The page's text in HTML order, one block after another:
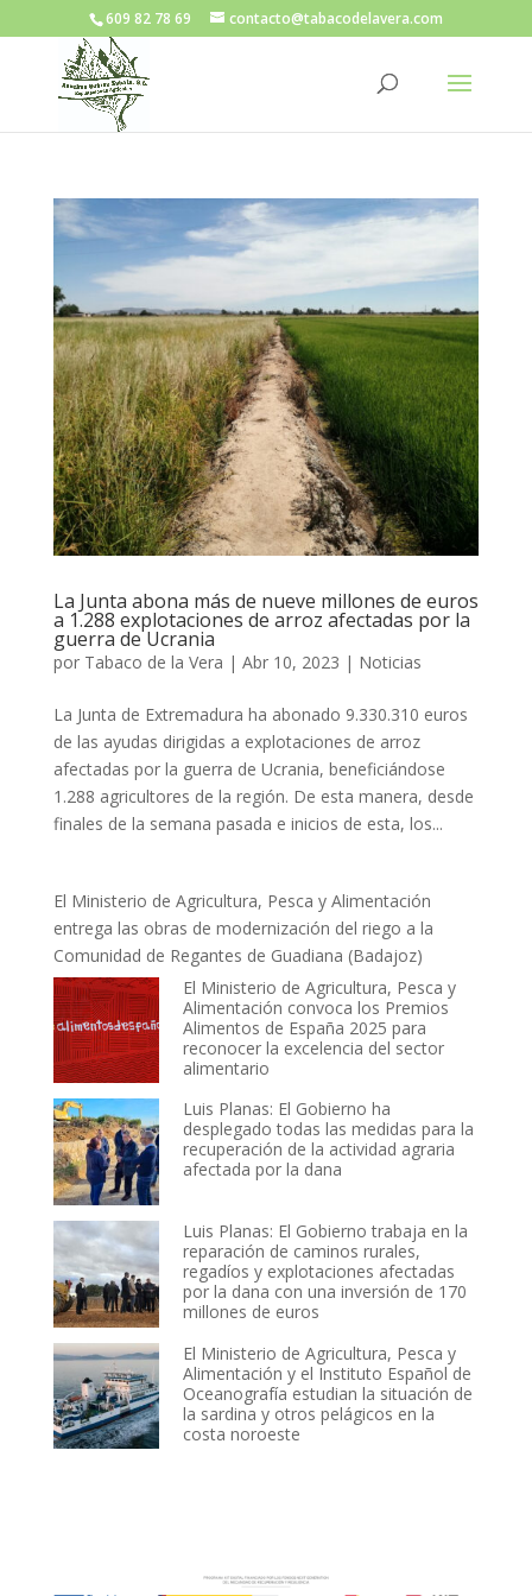
Abrir barra de herramientas
609 82 78 69 contacto@tabacodelavera.com
La Junta abona más de nueve millones de euros
a 1.288 explotaciones de arroz afectadas por la
guerra de Ucrania
por Tabaco de la Vera | Abr 10, 2023 | Noticias
La Junta de Extremadura ha abonado 9.330.310 euros
de las ayudas dirigidas a explotaciones de arroz
afectadas por la guerra de Ucrania, beneficiándose
1.288 agricultores de la región. De esta manera, desde
finales de la semana pasada e inicios de esta, los...
El Ministerio de Agricultura, Pesca y Alimentación
entrega las obras de modernización del riego a la
Comunidad de Regantes de Guadiana (Badajoz)
El Ministerio de Agricultura, Pesca y
Alimentación convoca los Premios
Alimentos de España 2025 para
reconocer la excelencia del sector
alimentario
Luis Planas: El Gobierno ha
desplegado todas las medidas para la
recuperación de la actividad agraria
afectada por la dana
Luis Planas: El Gobierno trabaja en la
reparación de caminos rurales,
regadíos y explotaciones afectadas
por la dana con una inversión de 170
millones de euros
El Ministerio de Agricultura, Pesca y
Alimentación y el Instituto Español de
Oceanografía estudian la situación de
la sardina y otros pelágicos en la
costa noroeste